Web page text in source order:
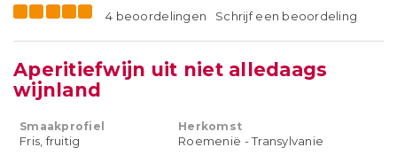
4 beoordelingen Schrijf een beoordeling
Aperitiefwijn uit niet alledaags
wijnland
Smaakprofiel
Fris, fruitig
Herkomst
Roemenië - Transylvanie